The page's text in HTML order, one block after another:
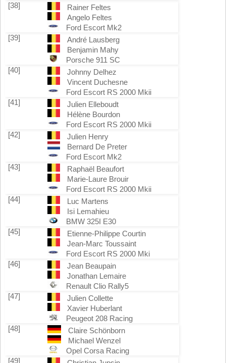
[38]
Rainer Feltes
Angelo Feltes
Ford Escort Mk2
[39]
André Lausberg
Benjamin Mahy
Porsche 911 SC
[40]
Johnny Delhez
Vincent Duchesne
Ford Escort RS 2000 Mkii
[41]
Julien Elleboudt
Hélène Bourdon
Ford Escort RS 2000 Mkii
[42]
Julien Henry
Bernard De Preter
Ford Escort Mk2
[43]
Raphaël Beaufort
Marie-Laure Brouir
Ford Escort RS 2000 Mkii
[44]
Luc Martens
Isi Lemahieu
BMW 325I E30
[45]
Etienne-Philippe Courtin
Jean-Marc Toussaint
Ford Escort RS 2000 Mki
[46]
Jean Beaupain
Jonathan Lemaire
Renault Clio Rally5
[47]
Julien Collette
Xavier Huberlant
Peugeot 208 Racing
[48]
Claire Schönborn
Michael Wenzel
Opel Corsa Racing
[49]